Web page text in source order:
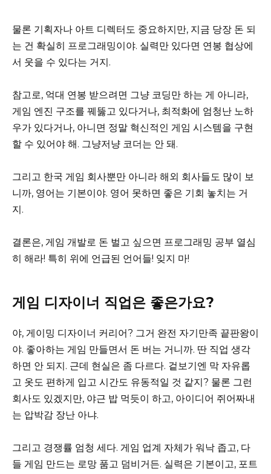
물론 기획자나 아트 디렉터도 중요하지만, 지금 당장 돈 되
는 건 확실히 프로그래밍이야. 실력만 있다면 연봉 협상에
서 웃을 수 있다는 거지.
참고로, 억대 연봉 받으려면 그냥 코딩만 하는 게 아니라,
게임 엔진 구조를 꿰뚫고 있다거나, 최적화에 엄청난 노하
우가 있다거나, 아니면 정말 혁신적인 게임 시스템을 구현
할 수 있어야 해. 그냥저냥 코더는 안 돼.
그리고 한국 게임 회사뿐만 아니라 해외 회사들도 많이 보
니까, 영어는 기본이야. 영어 못하면 좋은 기회 놓치는 거
지.
결론은, 게임 개발로 돈 벌고 싶으면 프로그래밍 공부 열심
히 해라! 특히 위에 언급된 언어들! 잊지 마!
게임 디자이너 직업은 좋은가요?
야, 게이밍 디자이너 커리어? 그거 완전 자기만족 끝판왕이
야. 좋아하는 게임 만들면서 돈 버는 거니까. 딴 직업 생각
하면 안 되지. 근데 현실은 좀 다르다. 겉보기엔 막 자유롭
고 옷도 편하게 입고 시간도 유동적일 것 같지? 물론 그런
회사도 있겠지만, 야근 밥 먹듯이 하고, 아이디어 쥐어짜내
는 압박감 장난 아냐.
그리고 경쟁률 엄청 세다. 게임 업계 자체가 워낙 좁고, 다
들 게임 만드는 로망 품고 덤비거든. 실력은 기본이고, 포트